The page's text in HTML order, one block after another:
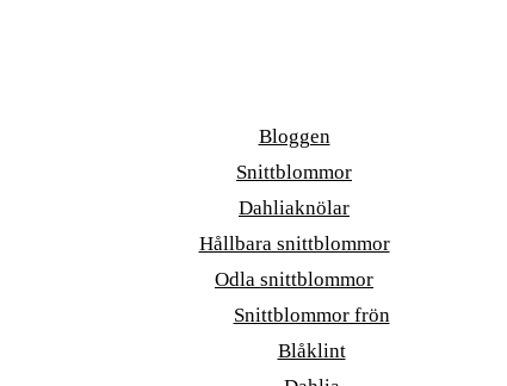
Bloggen
Snittblommor
Dahliaknölar
Hållbara snittblommor
Odla snittblommor
Snittblommor frön
Blåklint